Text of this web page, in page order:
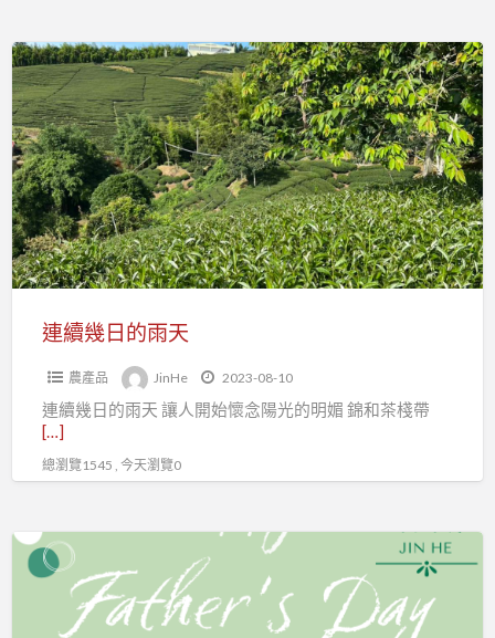
連
續
幾
日
的
雨
天
連續幾日的雨天
農產品 JinHe 2023-08-10
連續幾日的雨天 讓人開始懷念陽光的明媚 錦和茶棧帶
[…]
總瀏覽1545 , 今天瀏覽0
花
一